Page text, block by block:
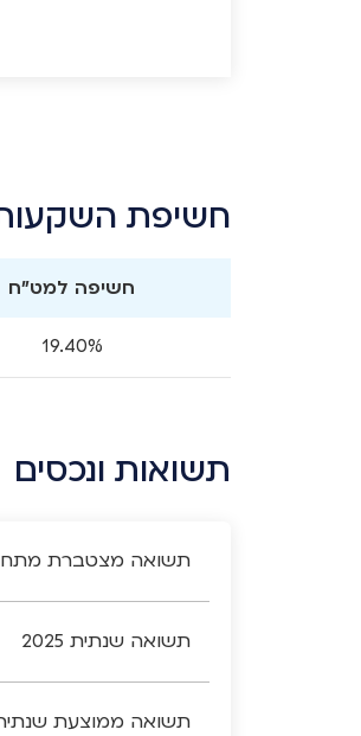
חשיפת
חשיפה למט"ח
19.40%
תשואות ונכסים
תשואה מצטברת
תשואה שנתית 2025
תשואה ממוצעת שנתית של 12 חודשים